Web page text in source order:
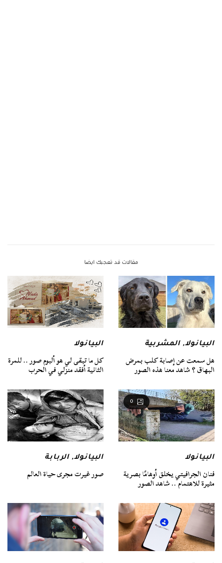
مقالات قد تعجبك ايضا
البيانولا,المشربية
هل سمعت عن إصابة كلب بمرض
البهاق ؟ شاهد معنا هذه الصور
البيانولا
كل ما تبقى لي هو ألبوم صور .. للمرة
الثانية أفقد منزلي في الحرب
0
البيانولا
فنان الجرافيتي يخلق أوهامًا بصرية
مثيرة للاهتمام .. شاهد الصور
البيانولا,الربابة
صور غيرت مجرى حياة العالم